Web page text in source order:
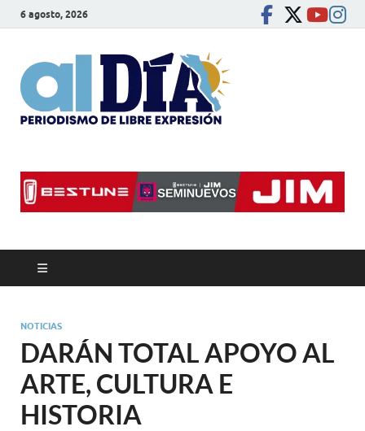
6 agosto, 2026
NOTICIAS
DARÁN TOTAL APOYO AL
ARTE, CULTURA E
HISTORIA